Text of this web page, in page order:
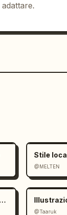
Stile
@MELTEN
Still cinematografico di moda su distesa salata dall'atmosfera malinconica
@Taaruk